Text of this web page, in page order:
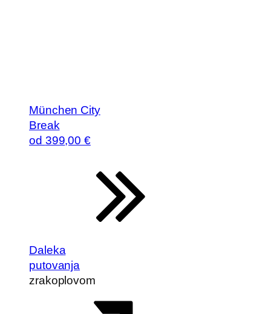
München City
Break
od 399,00 €
Daleka
putovanja
zrakoplovom